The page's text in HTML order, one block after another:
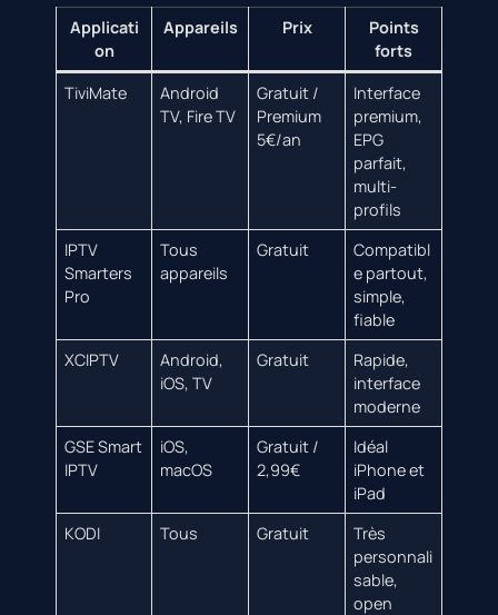
Applicati
on
Appareils Prix
Points
forts
TiviMate
Android
TV, Fire TV
Gratuit /
Premium
5€/an
Interface
premium,
EPG
parfait,
multi-
profils
IPTV
Smarters
Pro
Tous
appareils
Gratuit
Compatibl
e partout,
simple,
fiable
XCIPTV
Android,
iOS, TV
Gratuit
Rapide,
interface
moderne
GSE Smart
IPTV
iOS,
macOS
Gratuit /
2,99€
Idéal
iPhone et
iPad
KODI
Tous Gratuit
Très
personnali
sable,
open